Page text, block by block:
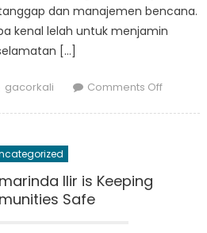
dan manajemen bencana.
kenal lelah untuk menjamin
[…]
Author
gacorkali Comments Offon
Ilir is Keeping
Safe